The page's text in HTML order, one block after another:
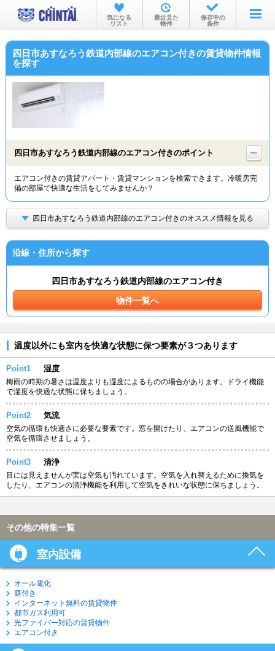
お部屋を探す
沿線・駅から
不動産会社から
TOP
気になる
リスト
最近見た
物件
保存中の
条件
四日市あすなろう鉄道内部線のエアコン付きの賃貸物件情報
を探す
四日市あすなろう鉄道内部線のエアコン付きのポイント
エアコン付きの賃貸アパート・賃貸マンションを検索できます。冷暖房完
備の部屋で快適な生活をしてみませんか？
四日市あすなろう鉄道内部線のエアコン付きのオススメ情報を見る
沿線・住所から探す
四日市あすなろう鉄道内部線のエアコン付き
物件一覧へ
温度以外にも室内を快適な状態に保つ要素が３つあります
Point1 湿度
梅雨の時期の暑さは温度よりも湿度によるものの場合があります。ドライ機能
で湿度を快適な状態に保ちましょう。
Point2 気流
空気の循環も快適さに必要な要素です。窓を開けたり、エアコンの送風機能で
空気を循環させましょう。
Point3 清浄
目には見えませんが実は空気も汚れています。空気を入れ替えるために換気を
したり、エアコンの清浄機能を利用して空気をきれいな状態に保ちましょう。
その他の特集一覧
室内設備
オール電化
庭付き
インターネット無料の賃貸物件
都市ガス利用可
光ファイバー対応の賃貸物件
エアコン付き